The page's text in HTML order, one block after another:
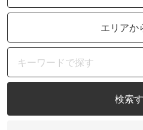
エリアか
検索